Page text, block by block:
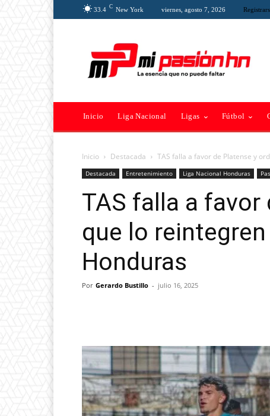
33.4 C New York viernes, agosto 7, 2026
Inicio Liga Nacional Ligas Fútbol
Inicio Destacada TAS falla a favor de Platense y
Destacada Entretenimiento Liga Nacional Honduras
TAS falla a favor
que lo
Honduras
Por Gerardo Bustillo - julio 16, 2025